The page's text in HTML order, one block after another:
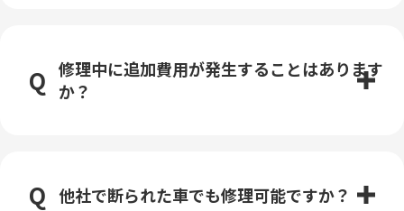
修理中に追加費用が発生することはあります
か？
他社で断られた車でも修理可能ですか？